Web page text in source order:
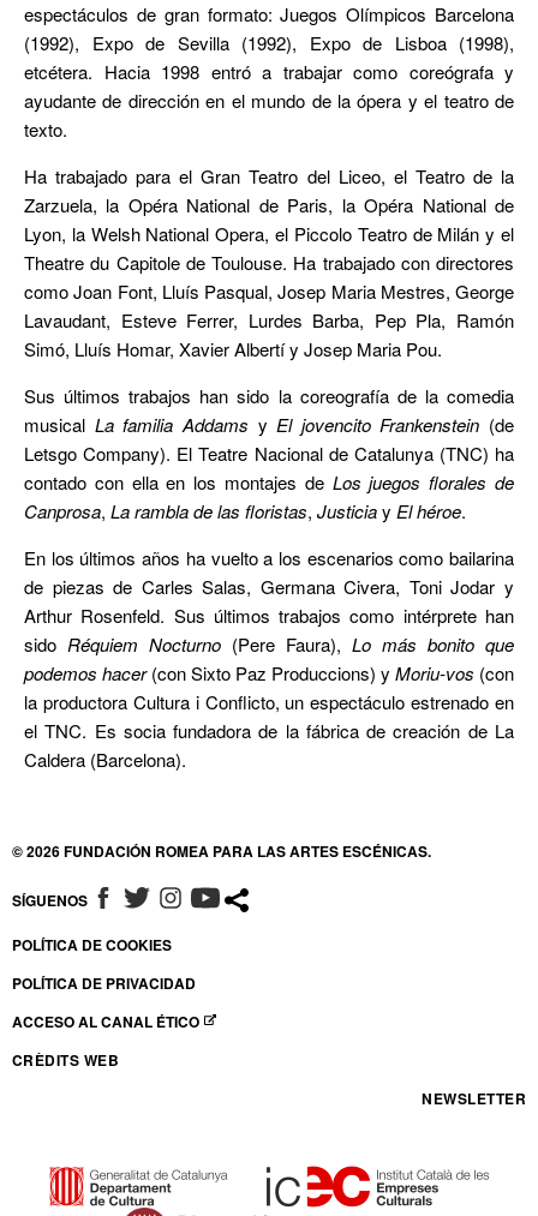
espectáculos de gran formato: Juegos Olímpicos Barcelona
(1992), Expo de Sevilla (1992), Expo de Lisboa (1998),
etcétera. Hacia 1998 entró a trabajar como coreógrafa y
ayudante de dirección en el mundo de la ópera y el teatro de
texto.
Ha trabajado para el Gran Teatro del Liceo, el Teatro de la
Zarzuela, la Opéra National de Paris, la Opéra National de
Lyon, la Welsh National Opera, el Piccolo Teatro de Milán y el
Theatre du Capitole de Toulouse. Ha trabajado con directores
como Joan Font, Lluís Pasqual, Josep Maria Mestres, George
Lavaudant, Esteve Ferrer, Lurdes Barba, Pep Pla, Ramón
Simó, Lluís Homar, Xavier Albertí y Josep Maria Pou.
Sus últimos trabajos han sido la coreografía de la comedia
musical La familia Addams y El jovencito Frankenstein (de
Letsgo Company). El Teatre Nacional de Catalunya (TNC) ha
contado con ella en los montajes de Los juegos florales de
Canprosa, La rambla de las floristas, Justiciay El héroe.
En los últimos años ha vuelto a los escenarios como bailarina
de piezas de Carles Salas, Germana Civera, Toni Jodar y
Arthur Rosenfeld. Sus últimos trabajos como intérprete han
sido Réquiem Nocturno (Pere Faura), Lo más bonito que
podemos hacer(con Sixto Paz Produccions) y Moriu-vos (con
la productora Cultura i Conflicto, un espectáculo estrenado en
el TNC. Es socia fundadora de la fábrica de creación de La
Caldera (Barcelona).
© 2026 FUNDACIÓN ROMEA PARA LAS ARTES ESCÉNICAS.
SÍGUENOS ABRE EN NUEVA VENTANA
ABRE EN NUEVA VENTANA
ABRE EN NUEVA VENTANA
ABRE EN NUEVA VENTANA
POLÍTICA DE COOKIES
POLÍTICA DE PRIVACIDAD
ACCESO AL CANAL ÉTICO
ABRE EN NUEVA VENTANA
CRÈDITS WEB
NEWSLETTER